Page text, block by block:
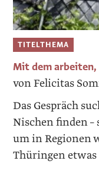
TITELTHEMA
Mit dem
von Felicitas
Das Gespräch
Nischen finden
um in Regionen
Thüringen etwas